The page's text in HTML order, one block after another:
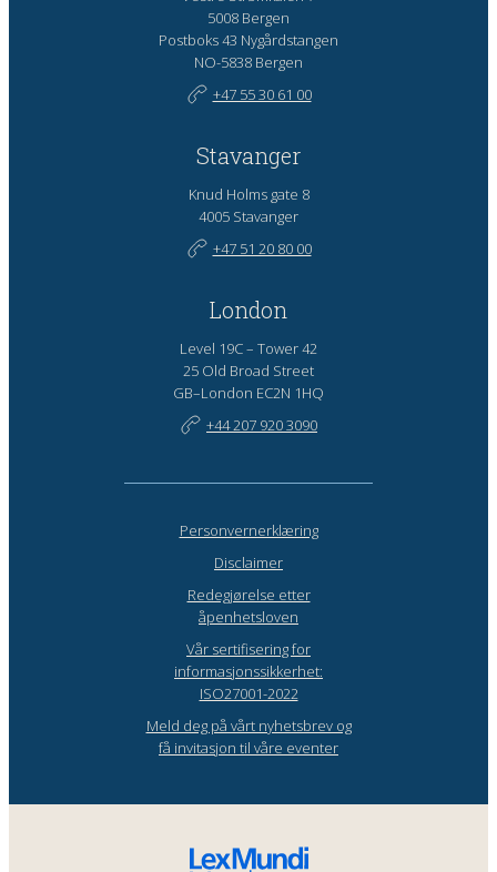
5008 Bergen
Postboks 43 Nygårdstangen
NO-5838 Bergen
+47 55 30 61 00
Stavanger
Knud Holms gate 8
4005 Stavanger
+47 51 20 80 00
London
Level 19C – Tower 42
25 Old Broad Street
GB–London EC2N 1HQ
+44 207 920 3090
Personvernerklæring
Disclaimer
Redegjørelse etter
åpenhetsloven
Vår sertifisering for
informasjonssikkerhet:
ISO27001-2022
Meld deg på vårt nyhetsbrev og
få invitasjon til våre eventer